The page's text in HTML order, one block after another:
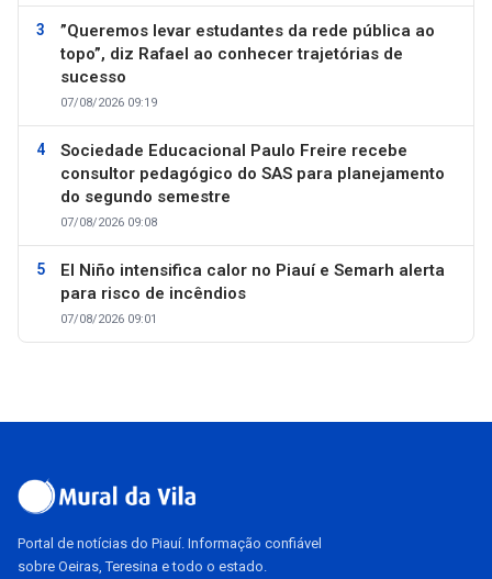
”Queremos levar estudantes da rede pública ao
topo”, diz Rafael ao conhecer trajetórias de
sucesso
07/08/2026 09:19
Sociedade Educacional Paulo Freire recebe
consultor pedagógico do SAS para planejamento
do segundo semestre
07/08/2026 09:08
El Niño intensifica calor no Piauí e Semarh alerta
para risco de incêndios
07/08/2026 09:01
Portal de notícias do Piauí. Informação confiável
sobre Oeiras, Teresina e todo o estado.